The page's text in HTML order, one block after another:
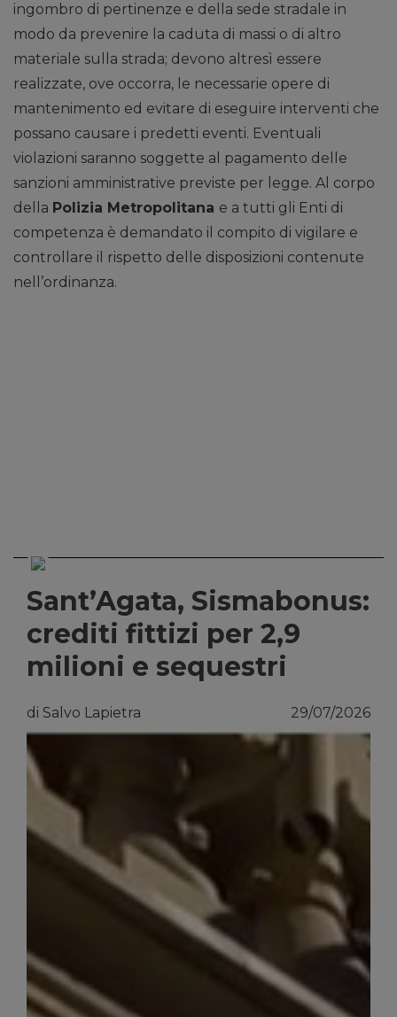
ingombro di pertinenze e della sede stradale in
modo da prevenire la caduta di massi o di altro
materiale sulla strada; devono altresì essere
realizzate, ove occorra, le necessarie opere di
mantenimento ed evitare di eseguire interventi che
possano causare i predetti eventi. Eventuali
violazioni saranno soggette al pagamento delle
sanzioni amministrative previste per legge. Al corpo
della Polizia Metropolitana e a tutti gli Enti di
competenza è demandato il compito di vigilare e
controllare il rispetto delle disposizioni contenute
nell’ordinanza.
Sant’Agata, Sismabonus:
crediti fittizi per 2,9
milioni e sequestri
di Salvo Lapietra 29/07/2026